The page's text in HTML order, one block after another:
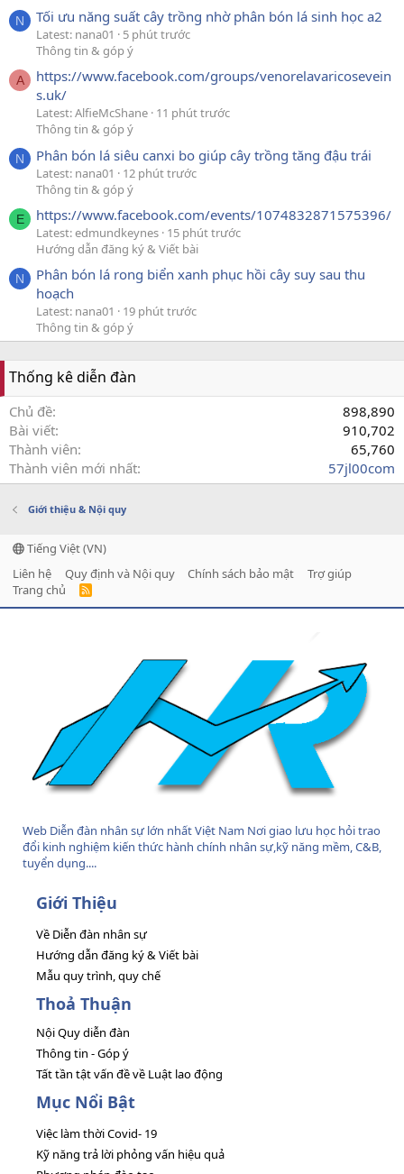
N Tối ưu năng suất cây trồng nhờ phân bón lá sinh học a2
Latest: nana01
5 phút trước
Thông tin & góp ý
A
https://www.facebook.com/groups/venorelavaricosevein
s.uk/
Latest: AlfieMcShane 11 phút trước
Thông tin & góp ý
N Phân bón lá siêu canxi bo giúp cây trồng tăng đậu trái
Latest: nana01
12 phút trước
Thông tin & góp ý
E https://www.facebook.com/events/1074832871575396/
Latest: edmundkeynes 15 phút trước
Hướng dẫn đăng ký & Viết bài
N
Phân bón lá rong biển xanh phục hồi cây suy sau thu
hoạch
Latest: nana01
19 phút trước
Thông tin & góp ý
Thống kê diễn đàn
Chủ đề
898,890
Bài viết
910,702
Thành viên
65,760
Thành viên mới nhất
57jl00com
Giới thiệu & Nội quy
Tiếng Việt (VN)
Liên hệ
Quy định và Nội quy Chính sách bảo mật
Trợ giúp
Trang chủ
R
Web Diễn đàn nhân sự lớn nhất Việt Nam Nơi giao lưu học hỏi trao
đổi kinh nghiệm kiến thức hành chính nhân sự,kỹ năng mềm, C&B,
tuyển dụng....
Giới Thiệu
Về Diễn đàn nhân sự
Hướng dẫn đăng ký & Viết bài
Mẫu quy trình, quy chế
Thoả Thuận
Nội Quy diễn đàn
Thông tin - Góp ý
Tất tần tật vấn đề về Luật lao động
Mục Nổi Bật
Việc làm thời Covid- 19
Kỹ năng trả lời phỏng vấn hiệu quả